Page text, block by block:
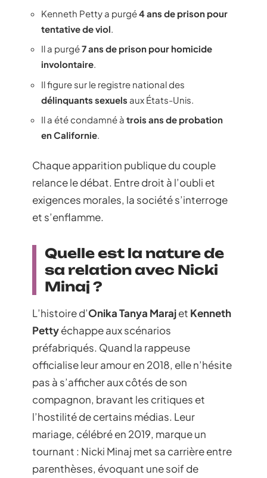
Kenneth Petty a purgé4 ans de prison pour
tentative de viol
Il a purgé7 ans de prison pour homicide
involontaire.
Il figure sur le registre national des
délinquants sexuels aux États-Unis.
Il a été condamné à trois ans de probation
en Californie.
Chaque apparition publique du couple
relance le débat. Entre droit à l’oubli et
exigences morales, la société s’interroge
et s’enflamme.
Quelle est la nature de
sa relation avec Nicki
Minaj ?
L’histoire d’Onika Tanya Marajet Kenneth
Pettyéchappe aux scénarios
préfabriqués. Quand la rappeuse
officialise leur amour en 2018, elle n’hésite
pas à s’afficher aux côtés de son
compagnon, bravant les critiques et
l’hostilité de certains médias. Leur
mariage, célébré en 2019, marque un
tournant : Nicki Minaj met sa carrière entre
parenthèses, évoquant une soif de